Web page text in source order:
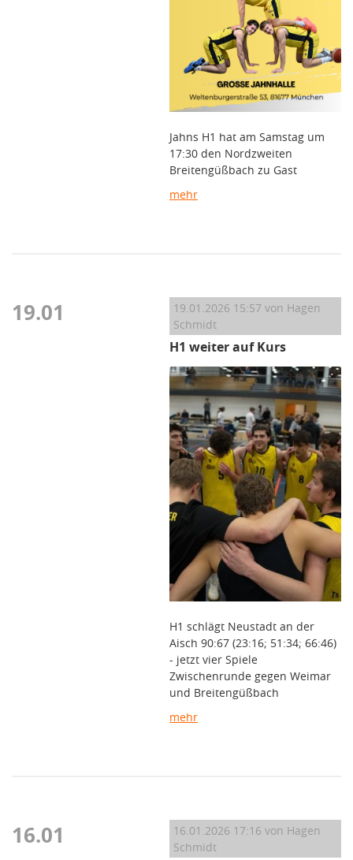
Jahns H1 hat am Samstag um
17:30 den Nordzweiten
Breitengüßbach zu Gast
mehr
19.01 19.01.2026 15:57 von Hagen
Schmidt
H1 weiter auf Kurs
H1 schlägt Neustadt an der
Aisch 90:67 (23:16; 51:34; 66:46)
- jetzt vier Spiele
Zwischenrunde gegen Weimar
und Breitengüßbach
mehr
16.01 16.01.2026 17:16 von Hagen
Schmidt